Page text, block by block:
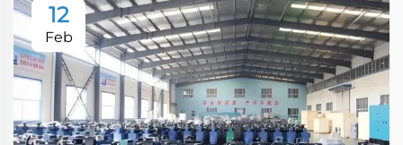
12
Feb